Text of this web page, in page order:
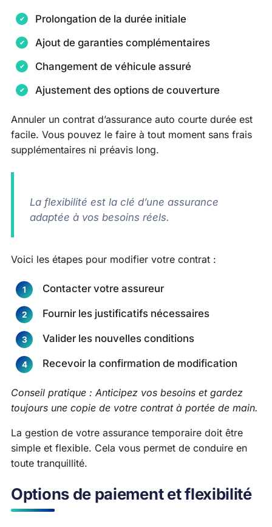
Prolongation de la durée initiale
Ajout de garanties complémentaires
Changement de véhicule assuré
Ajustement des options de couverture
Annuler un contrat d’assurance auto courte durée est
facile. Vous pouvez le faire à tout moment sans frais
supplémentaires ni préavis long.
La flexibilité est la clé d’une assurance
adaptée à vos besoins réels.
Voici les étapes pour modifier votre contrat :
Contacter votre assureur
Fournir les justificatifs nécessaires
Valider les nouvelles conditions
Recevoir la confirmation de modification
Conseil pratique : Anticipez vos besoins et gardez
toujours une copie de votre contrat à portée de main.
La gestion de votre assurance temporaire doit être
simple et flexible. Cela vous permet de conduire en
toute tranquillité.
Options de paiement et flexibilité